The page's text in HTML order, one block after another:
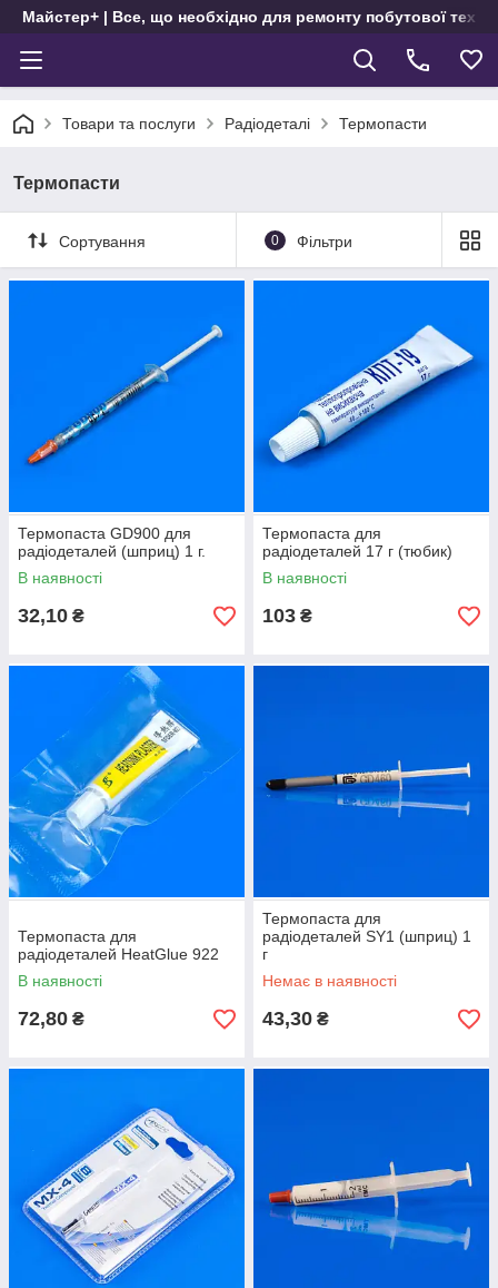
Майстер+ | Все, що необхідно для ремонту побутової
Товари та послуги Радіодеталі Термопасти
Термопасти
Сортування 0 Фільтри
Термопаста GD900 для
радіодеталей (шприц) 1 г.
В наявності
32,10 ₴
Термопаста для
радіодеталей 17 г (тюбик)
В наявності
103 ₴
Термопаста для
радіодеталей HeatGlue 922
В наявності
72,80 ₴
Термопаста для
радіодеталей SY1 (шприц) 1
г
Немає в наявності
43,30 ₴